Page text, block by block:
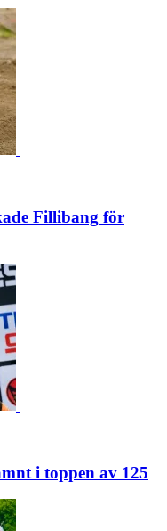
Fillibang för
i toppen av 125